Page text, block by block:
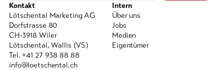
Kontakt
Lötschental Marketing AG
Dorfstrasse 80
CH-3918 Wiler
Lötschental, Wallis (VS)
Tel. +41 27 938 88 88
info@loetschental.ch
Intern
Über uns
Jobs
Medien
Eigentümer